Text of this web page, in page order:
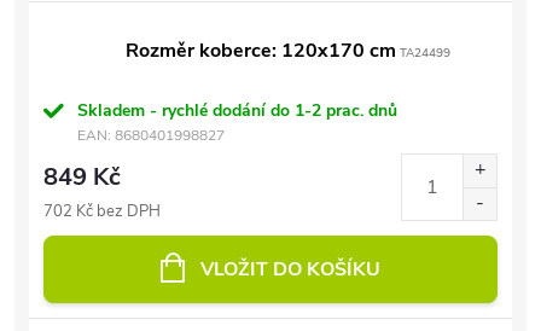
Rozměr koberce: 120x170 cm TA24499
Skladem - rychlé dodání do 1-2 prac. dnů
EAN: 8680401998827
849 Kč
702 Kč bez DPH
VLOŽIT DO KOŠÍKU